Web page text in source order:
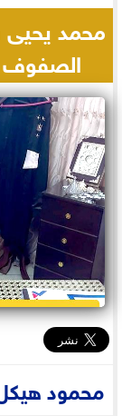
محمد يحيى
الصفوف
محمود